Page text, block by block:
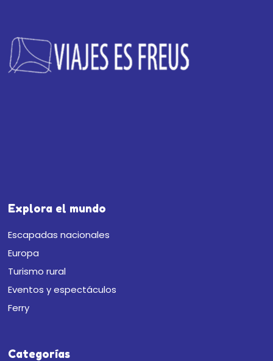
Explora el mundo
Escapadas nacionales
Europa
Turismo rural
Eventos y espectáculos
Ferry
Categorías